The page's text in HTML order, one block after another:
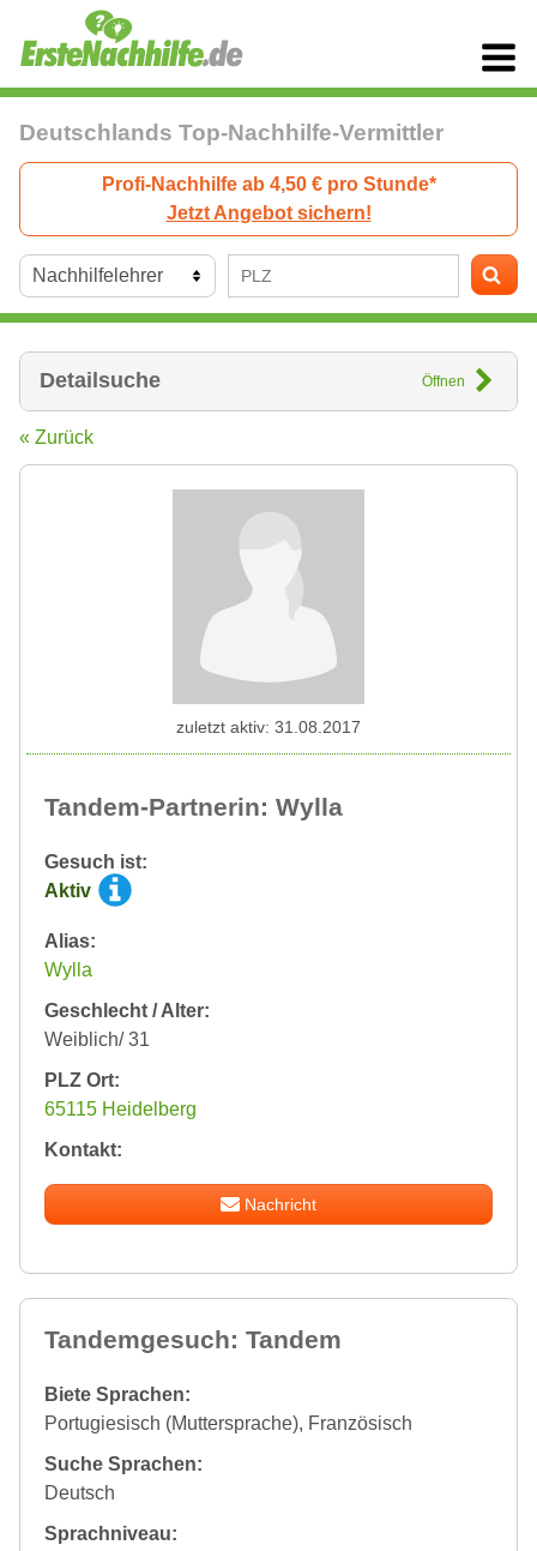
Deutschlands Top-Nachhilfe-Vermittler
Profi-Nachhilfe ab 4,50 € pro Stunde*
Jetzt Angebot sichern!
Detailsuche Öffnen
« Zurück
Tandem-Partnerin: Wylla
Gesuch ist:
Aktiv
Alias:
Wylla
Geschlecht / Alter:
Weiblich/ 31
PLZ Ort:
65115 Heidelberg
Kontakt:
Nachricht
zuletzt aktiv: 31.08.2017
Tandemgesuch: Tandem
Biete Sprachen:
Portugiesisch (Muttersprache), Französisch
Suche Sprachen:
Deutsch
Sprachniveau: